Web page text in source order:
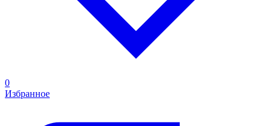
0
Избранное